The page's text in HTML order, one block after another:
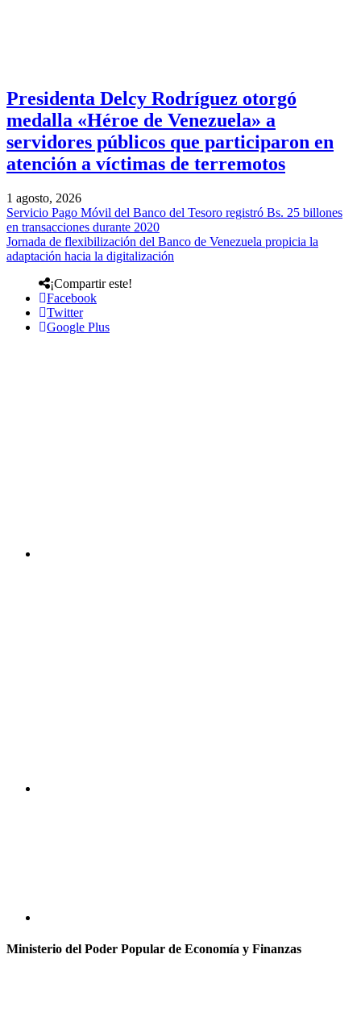
Presidenta Delcy Rodríguez otorgó
medalla «Héroe de Venezuela» a
servidores públicos que participaron en
atención a víctimas de terremotos
1 agosto, 2026
Servicio Pago Móvil del Banco del Tesoro registró Bs. 25 billones
en transacciones durante 2020
Jornada de flexibilización del Banco de Venezuela propicia la
adaptación hacia la digitalización
¡Compartir este!
Facebook
Twitter
Google Plus
Ministerio del Poder Popular de Economía y Finanzas